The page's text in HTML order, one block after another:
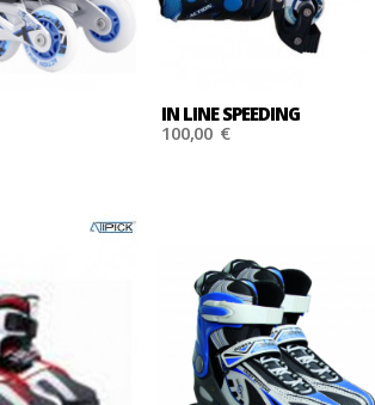
IN LINE SPEEDING
100,00 €